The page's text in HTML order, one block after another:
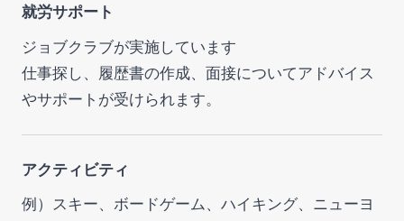
就労サポート
ジョブクラブが実施しています
仕事探し、履歴書の作成、面接についてアドバイス
やサポートが受けられます。
アクティビティ
例）スキー、ボードゲーム、ハイキング、ニューヨ